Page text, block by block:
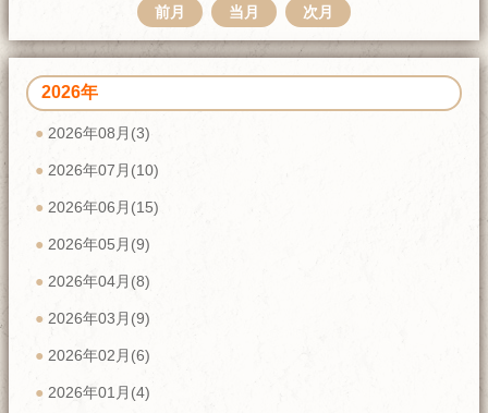
前月 当月 次月
2026年
2026年08月(3)
2026年07月(10)
2026年06月(15)
2026年05月(9)
2026年04月(8)
2026年03月(9)
2026年02月(6)
2026年01月(4)